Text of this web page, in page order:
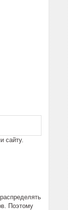
сайту.
Поэтому